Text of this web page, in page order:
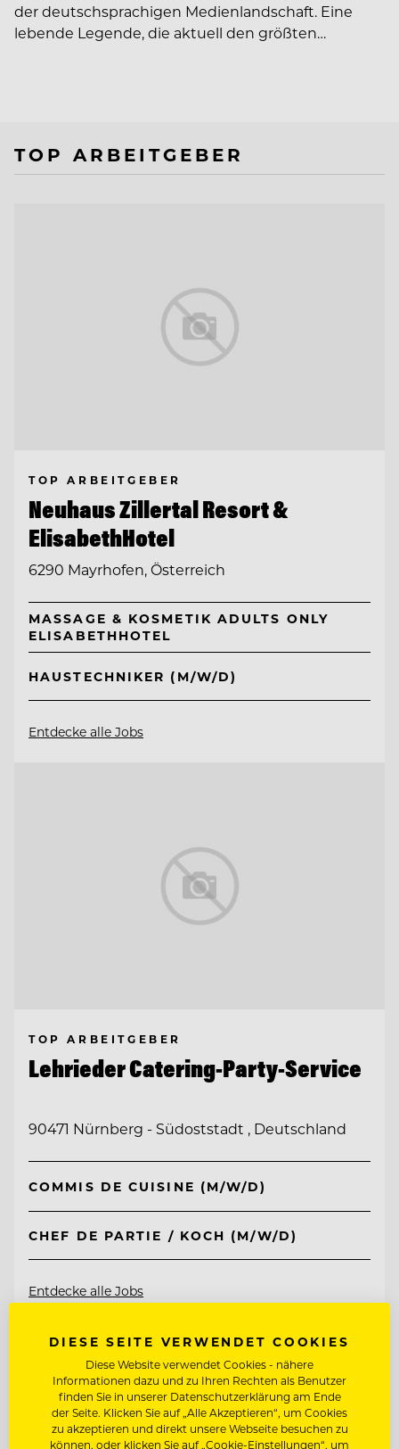
der deutschsprachigen Medienlandschaft. Eine
lebende Legende, die aktuell den größten…
TOP ARBEITGEBER
TOP ARBEITGEBER
Neuhaus Zillertal Resort &
ElisabethHotel
6290 Mayrhofen, Österreich
MASSAGE & KOSMETIK ADULTS ONLY
ELISABETHHOTEL
HAUSTECHNIKER (M/W/D)
Entdecke alle Jobs
TOP ARBEITGEBER
Lehrieder Catering-Party-Service
90471 Nürnberg - Südoststadt , Deutschland
COMMIS DE CUISINE (M/W/D)
CHEF DE PARTIE / KOCH (M/W/D)
Entdecke alle Jobs
DIESE SEITE VERWENDET COOKIES
Diese Website verwendet Cookies - nähere
Informationen dazu und zu Ihren Rechten als Benutzer
finden Sie in unserer Datenschutzerklärung am Ende
der Seite. Klicken Sie auf „Alle Akzeptieren“, um Cookies
zu akzeptieren und direkt unsere Webseite besuchen zu
können, oder klicken Sie auf „Cookie-Einstellungen“, um